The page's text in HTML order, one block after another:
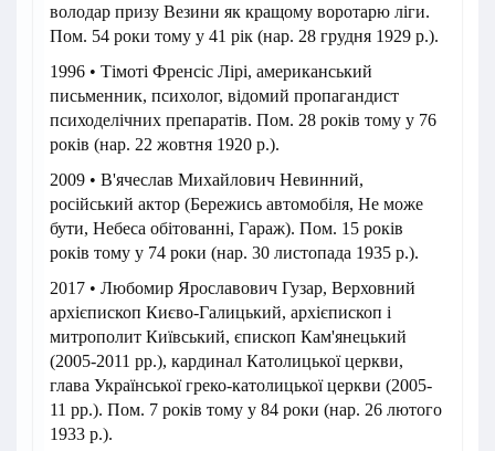
володар призу Везини як кращому воротарю ліги.
Пом. 54 роки тому у 41 рік (нар. 28 грудня 1929 р.).
1996 • Тімоті Френсіс Лірі, американський
письменник, психолог, відомий пропагандист
психоделічних препаратів. Пом. 28 років тому у 76
років (нар. 22 жовтня 1920 р.).
2009 • В'ячеслав Михайлович Невинний,
російський актор (Бережись автомобіля, Не може
бути, Небеса обітованні, Гараж). Пом. 15 років
років тому у 74 роки (нар. 30 листопада 1935 р.).
2017 • Любомир Ярославович Гузар, Верховний
архієпископ Києво-Галицький, архієпископ і
митрополит Київський, єпископ Кам'янецький
(2005-2011 рр.), кардинал Католицької церкви,
глава Української греко-католицької церкви (2005-
11 рр.). Пом. 7 років тому у 84 роки (нар. 26 лютого
1933 р.).